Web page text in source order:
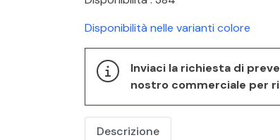
Disponibilità nelle varianti colore
Inviaci la richiesta di
nostro commerciale per
Descrizione